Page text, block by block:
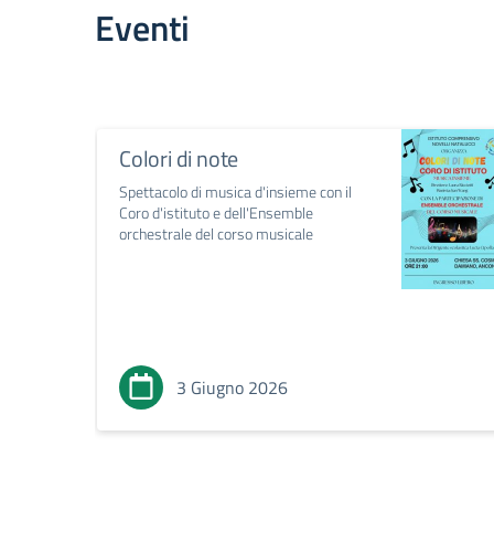
Eventi
Colori di note
Spettacolo di musica d'insieme con il
Coro d'istituto e dell'Ensemble
orchestrale del corso musicale
3 Giugno 2026